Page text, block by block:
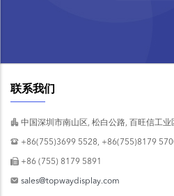
联系我们
中国深圳市南山区, 松白公路, 百旺信工业
+86(755)3699 5528, +86(755)8179
+86 (755) 8179 5891
sales@topwaydisplay.com